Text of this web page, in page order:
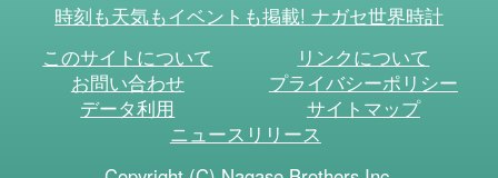
時刻も天気もイベントも掲載! ナガセ世界時計
このサイトについて
リンクについて
お問い合わせ
プライバシーポリシー
データ利用
サイトマップ
ニュースリリース